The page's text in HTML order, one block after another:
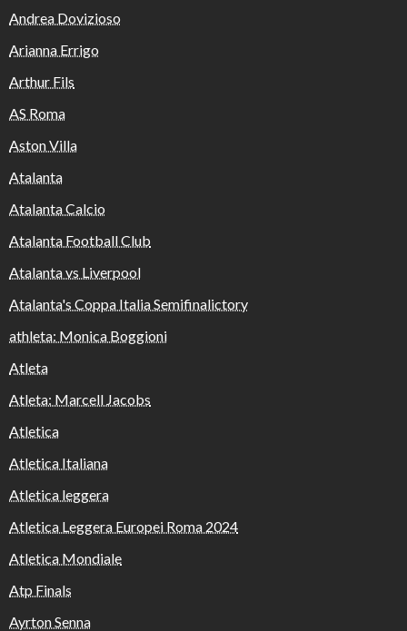
Andrea Dovizioso
Arianna Errigo
Arthur Fils
AS Roma
Aston Villa
Atalanta
Atalanta Calcio
Atalanta Football Club
Atalanta vs Liverpool
Atalanta's Coppa Italia Semifinalictory
athleta: Monica Boggioni
Atleta
Atleta: Marcell Jacobs
Atletica
Atletica Italiana
Atletica leggera
Atletica Leggera Europei Roma 2024
Atletica Mondiale
Atp Finals
Ayrton Senna